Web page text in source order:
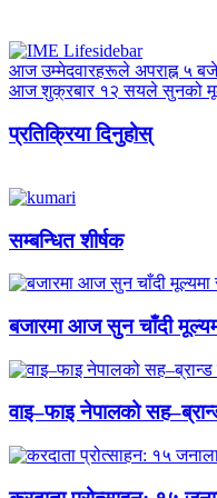
आज उम्मेदवारहरूले अपराह्न ५
आज शुक्रबार १२ सयले सुनको
प्रतिक्रिया दिनुहोस्
सम्बन्धित शीर्षक
बजारमा आज सुन चाँदी
वाइ–फाइ नेपालको